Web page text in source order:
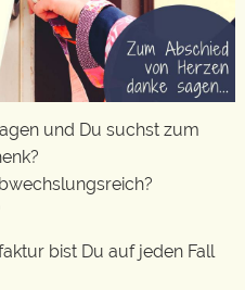
und Du suchst zum
bist Du auf jeden Fall